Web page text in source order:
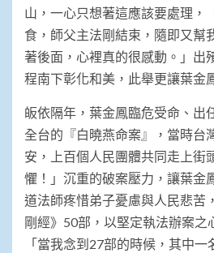
山，一心只想著這應該要處理，
食，師父主法剛結束，隨即又幫
著後面，心裡真的很感動。」出
程南下彰化和美，此舉更讓葉金
皈依隔年，葉金鳳臨危受命、出
全台的『白曉燕命案』，當時台
安，上百個人民團體共同走上街
懼！」沉重的破案壓力，讓葉金
道法師疼惜弟子憂慮與人民悲苦
剛經》50部，以堅定執法辦案之
「當我念到27部的時候，其中